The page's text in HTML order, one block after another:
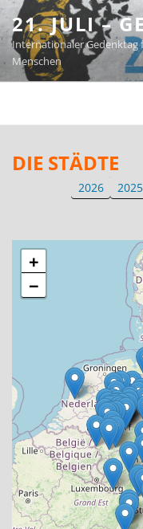
Zum
Inhalt
springen
21. JULI –
Internationaler Gedenktag
Menschen
DIE STÄDTE
2026 2025
+
−